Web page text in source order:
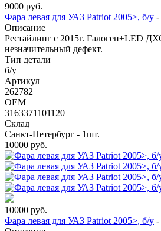
9000 руб.
Фара левая для УАЗ Patriot 2005>, б/у -
Описание
Рестайлинг с 2015г. Галоген+LED
незначительный дефект.
Тип детали
б/у
Артикул
262782
OEM
3163371101120
Склад
Санкт-Петербург - 1шт.
10000 руб.
10000 руб.
Фара левая для УАЗ Patriot 2005>, б/у -